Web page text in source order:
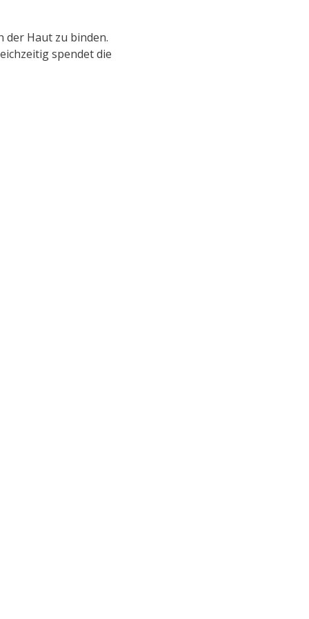
der Haut zu binden.
spendet die